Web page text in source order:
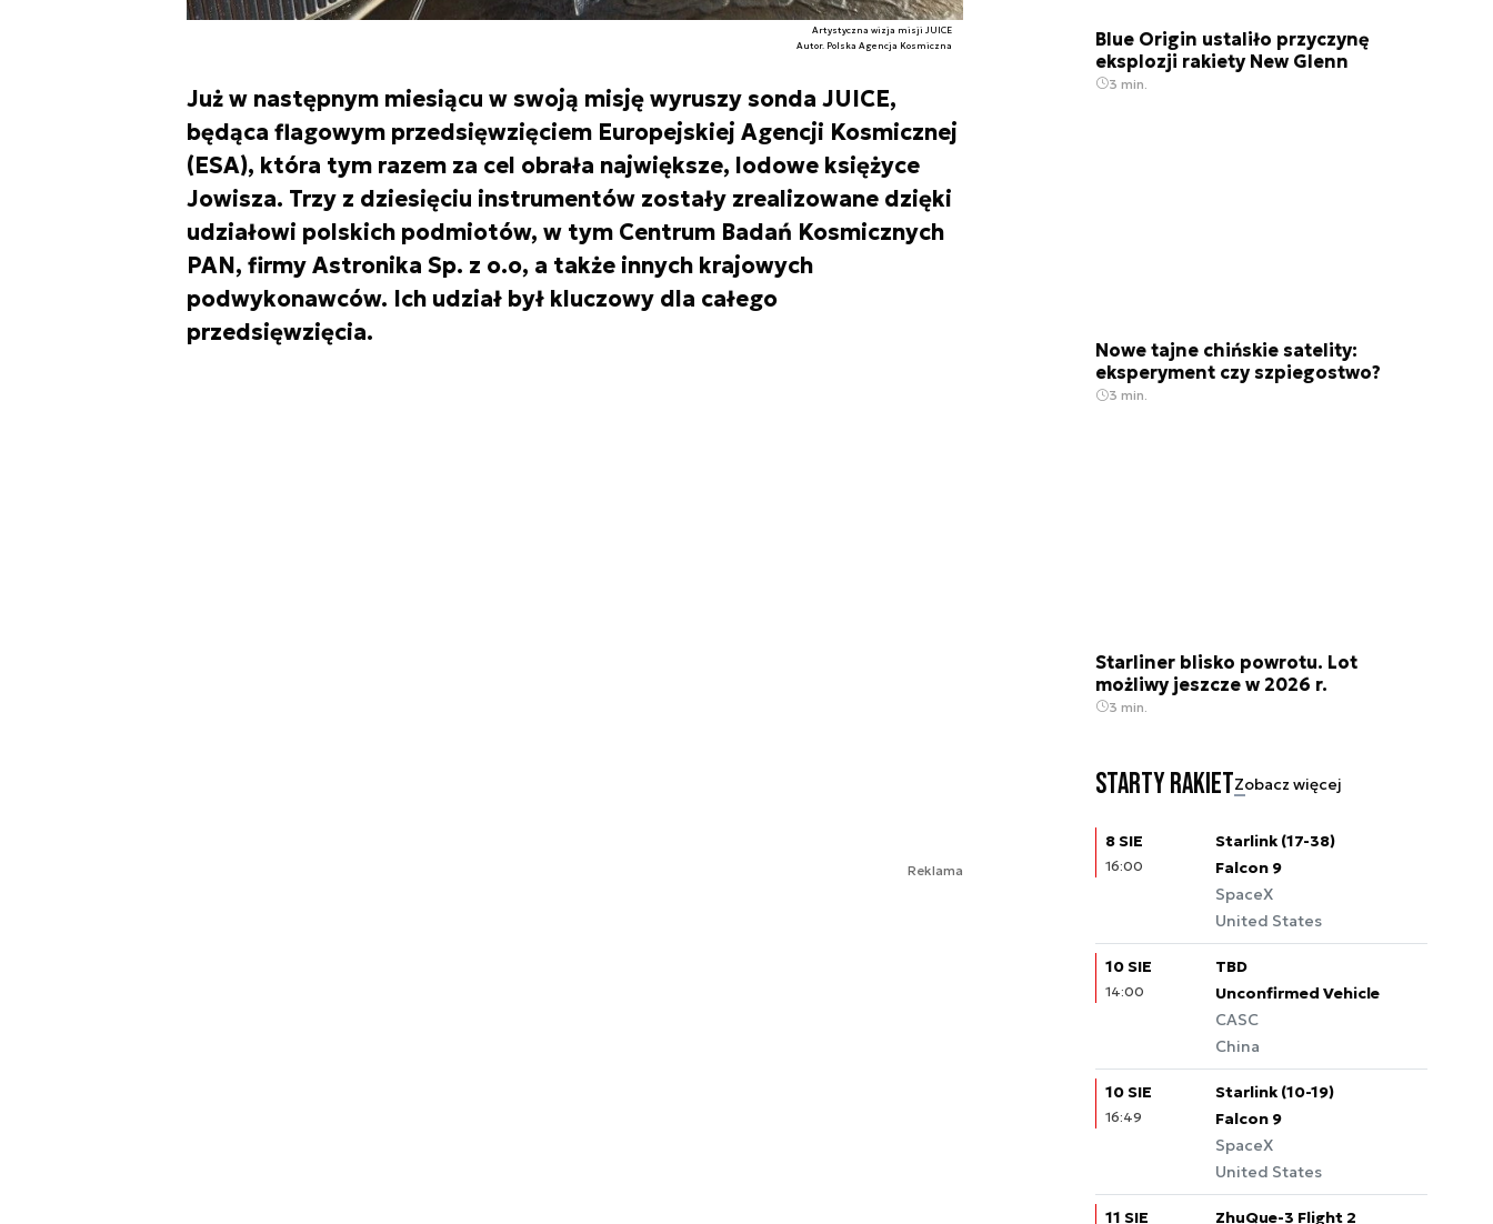
Artystyczna wizja misji JUICE
Autor. Polska Agencja Kosmiczna
Już w następnym miesiącu w swoją misję wyruszy sonda JUICE,
będąca flagowym przedsięwzięciem Europejskiej Agencji Kosmicznej
(ESA), która tym razem za cel obrała największe, lodowe księżyce
Jowisza. Trzy z dziesięciu instrumentów zostały zrealizowane dzięki
udziałowi polskich podmiotów, w tym Centrum Badań Kosmicznych
PAN, firmy Astronika Sp. z o.o, a także innych krajowych
podwykonawców. Ich udział był kluczowy dla całego
przedsięwzięcia.
Reklama
Blue Origin ustaliło przyczynę
eksplozji rakiety New Glenn
3 min.
Nowe tajne chińskie satelity:
eksperyment czy szpiegostwo?
3 min.
Starliner blisko powrotu. Lot
możliwy jeszcze w 2026 r.
3 min.
Starty rakietZobacz więcej
8 SIE
16:00
Starlink (17-38)
Falcon 9
SpaceX
United States
10 SIE
14:00
TBD
Unconfirmed Vehicle
CASC
China
10 SIE
16:49
Starlink (10-19)
Falcon 9
SpaceX
United States
11 SIE
ZhuQue-3 Flight 2